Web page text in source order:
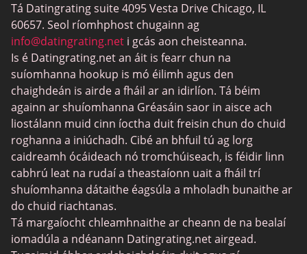
MeetMindful
Dátú BDSM
BBPeopleMeet
Suíomhanna Daidí Siúcra
JPeopleMeet
Trans Datu
Láithreáin Datu Sinsearacha
MyLOL
Datu Aerach
Datu Leispiach
Tá Datingrating suite 4095 Vesta Drive Chicago, IL
60657. Seol ríomhphost chugainn ag
info@datingrating.net i gcás aon cheisteanna.
Is é Datingrating.net an áit is fearr chun na
suíomhanna hookup is mó éilimh agus den
chaighdeán is airde a fháil ar an idirlíon. Tá béim
againn ar shuíomhanna Gréasáin saor in aisce ach
liostálann muid cinn íoctha duit freisin chun do chuid
roghanna a iniúchadh. Cibé an bhfuil tú ag lorg
caidreamh ócáideach nó tromchúiseach, is féidir linn
cabhrú leat na rudaí a theastaíonn uait a fháil trí
shuíomhanna dátaithe éagsúla a mholadh bunaithe ar
do chuid riachtanas.
Tá margaíocht chleamhnaithe ar cheann de na bealaí
iomadúla a ndéanann Datingrating.net airgead.